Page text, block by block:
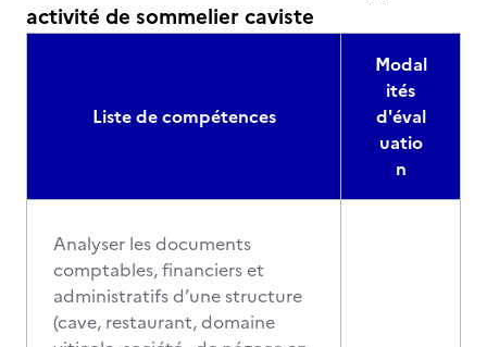
activité de sommelier caviste
Liste de compétences
Modal
ités
d'éval
uatio
n
Analyser les documents
comptables, financiers et
administratifs d’une structure
(cave, restaurant, domaine